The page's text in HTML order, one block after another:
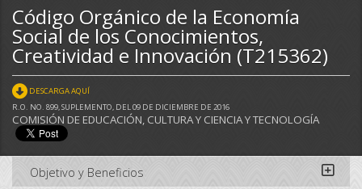
Código Orgánico de la Economía
Social de los Conocimientos,
Creatividad e Innovación (T215362)
DESCARGA AQUÍ
R.O. NO. 899, SUPLEMENTO, DEL 09 DE DICIEMBRE DE 2016
COMISIÓN DE EDUCACIÓN, CULTURA Y CIENCIA Y TECNOLOGÍA
Objetivo y Beneficios